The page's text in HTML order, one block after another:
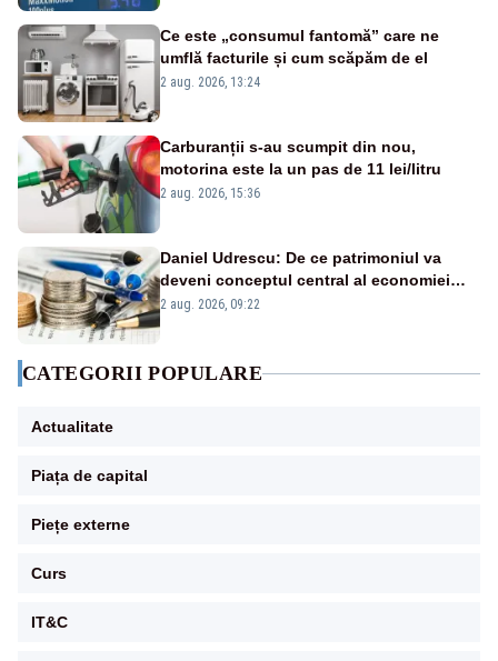
Ce este „consumul fantomă” care ne
umflă facturile și cum scăpăm de el
2 aug. 2026, 13:24
Carburanții s-au scumpit din nou,
motorina este la un pas de 11 lei/litru
2 aug. 2026, 15:36
Daniel Udrescu: De ce patrimoniul va
deveni conceptul central al economiei
viitoare?
2 aug. 2026, 09:22
CATEGORII POPULARE
Actualitate
Piața de capital
Piețe externe
Curs
IT&C